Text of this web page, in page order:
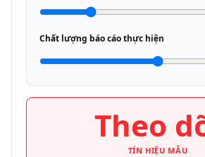
Chất lượng báo cáo thực hiện
Theo
TÍN HIỆU MẪU